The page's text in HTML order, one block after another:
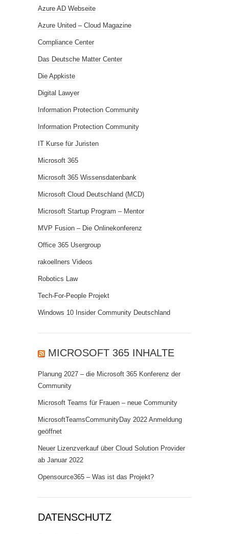
Azure AD Webseite
Azure United – Cloud Magazine
Compliance Center
Das Deutsche Matter Center
Die Appkiste
Digital Lawyer
Information Protection Community
Information Protection Community
IT Kurse für Juristen
Microsoft 365
Microsoft 365 Wissensdatenbank
Microsoft Cloud Deutschland (MCD)
Microsoft Startup Program – Mentor
MVP Fusion – Die Onlinekonferenz
Office 365 Usergroup
rakoellners Videos
Robotics Law
Tech-For-People Projekt
Windows 10 Insider Community Deutschland
MICROSOFT 365 INHALTE
Planung 2027 – die Microsoft 365 Konferenz der
Community
Microsoft Teams für Frauen – neue Community
MicrosoftTeamsCommunityDay 2022 Anmeldung
geöffnet
Neuer Lizenzverkauf über Cloud Solution Provider
ab Januar 2022
Opensource365 – Was ist das Projekt?
DATENSCHUTZ